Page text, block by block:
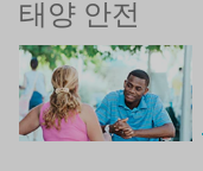
태양 안전